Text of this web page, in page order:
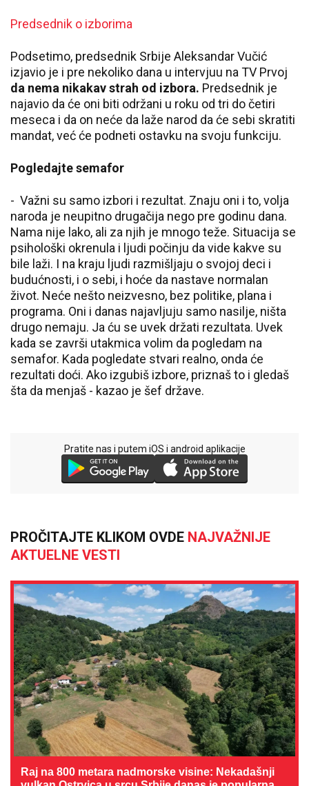
Predsednik o izborima
Podsetimo, predsednik Srbije Aleksandar Vučić
izjavio je i pre nekoliko dana u intervjuu na TV Prvoj
da nema nikakav strah od izbora. Predsednik je
najavio da će oni biti održani u roku od tri do četiri
meseca i da on neće da laže narod da će sebi skratiti
mandat, već će podneti ostavku na svoju funkciju.
Pogledajte semafor
- Važni su samo izbori i rezultat. Znaju oni i to, volja
naroda je neupitno drugačija nego pre godinu dana.
Nama nije lako, ali za njih je mnogo teže. Situacija se
psihološki okrenula i ljudi počinju da vide kakve su
bile laži. I na kraju ljudi razmišljaju o svojoj deci i
budućnosti, i o sebi, i hoće da nastave normalan
život. Neće nešto neizvesno, bez politike, plana i
programa. Oni i danas najavljuju samo nasilje, ništa
drugo nemaju. Ja ću se uvek držati rezultata. Uvek
kada se završi utakmica volim da pogledam na
semafor. Kada pogledate stvari realno, onda će
rezultati doći. Ako izgubiš izbore, priznaš to i gledaš
šta da menjaš - kazao je šef države.
Pratite nas i putem iOS i android aplikacije
PROČITAJTE KLIKOM OVDE NAJVAŽNIJE
AKTUELNE VESTI
Raj na 800 metara nadmorske visine: Nekadašnji